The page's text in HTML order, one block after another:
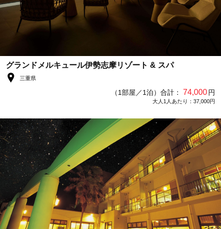
グランドメルキュール伊勢志摩リゾート & スパ
三重県
（1部屋／1泊）合計： 74,000円
大人1人あたり：37,000円